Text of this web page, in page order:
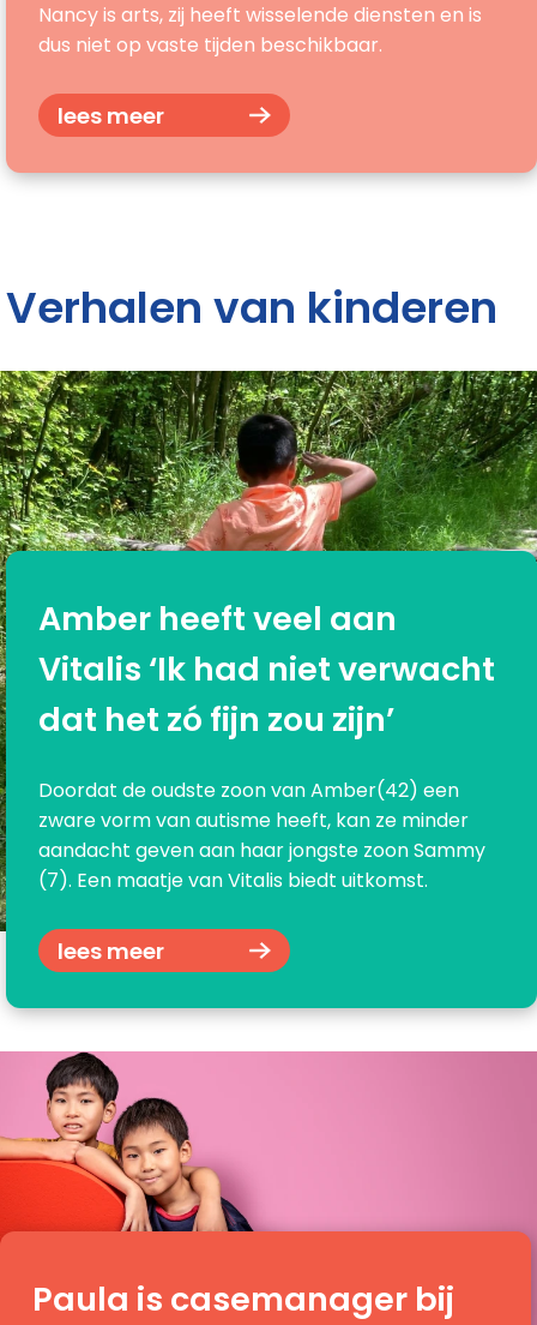
Nancy is arts, zij heeft wisselende diensten en is
dus niet op vaste tijden beschikbaar.
lees meer
Verhalen van kinderen
Amber heeft veel aan
Vitalis ‘Ik had niet verwacht
dat het zó fijn zou zijn’
Doordat de oudste zoon van Amber(42) een
zware vorm van autisme heeft, kan ze minder
aandacht geven aan haar jongste zoon Sammy
(7). Een maatje van Vitalis biedt uitkomst.
lees meer
Paula is casemanager bij